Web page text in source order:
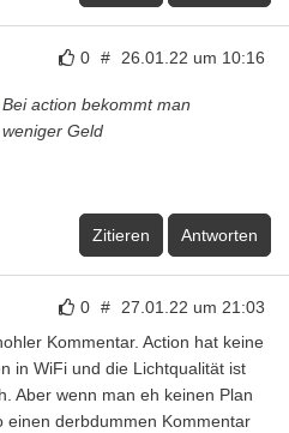
0 # 26.01.22 um 10:16
Bei action bekommt man
Geld
Zitieren Antworten
0 # 27.01.22 um 21:03
Kommentar. Action hat keine
in WiFi und die Lichtqualität ist
Aber wenn man eh keinen Plan
einen derbdummen Kommentar